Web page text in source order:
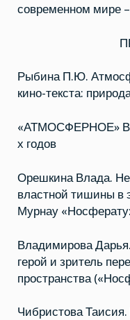
современном мире
Рыбина П.Ю.
кино-текста:
«АТМОСФЕРНОЕ»
х годов
Орешкина Влада.
властной тишины в
Мурнау
Владимирова
герой и зритель
пространства
Чибристова